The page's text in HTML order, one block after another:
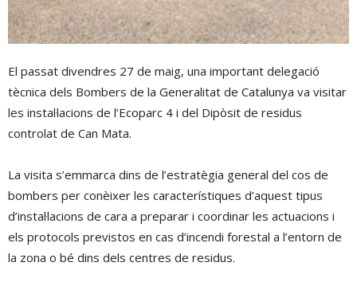
El passat divendres 27 de maig, una important delegació
tècnica dels Bombers de la Generalitat de Catalunya va visitar
les instal·lacions de l’Ecoparc 4 i del Dipòsit de residus
controlat de Can Mata.
La visita s’emmarca dins de l’estratègia general del cos de
bombers per conèixer les característiques d’aquest tipus
d’instal·lacions de cara a preparar i coordinar les actuacions i
els protocols previstos en cas d’incendi forestal a l’entorn de
la zona o bé dins dels centres de residus.